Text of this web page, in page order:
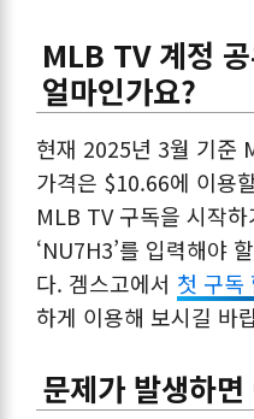
MLB TV 계정
얼마인가요?
현재 2025년 3월 기준
가격은 $10.66에 이용
MLB TV 구독을 시작
‘NU7H3’를 입력해야
다. 겜스고에서 첫 구독
하게 이용해 보시길 바
문제가 발생하